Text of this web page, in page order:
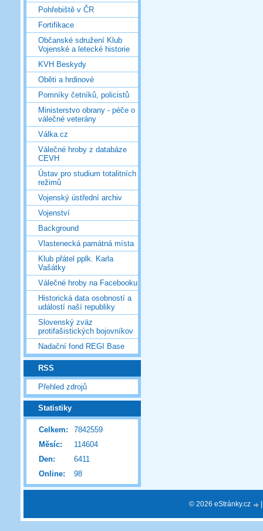
Pohřebiště v ČR
Fortifikace
Občanské sdružení Klub
Vojenské a letecké historie
KVH Beskydy
Oběti a hrdinové
Pomníky četníků, policistů
Ministerstvo obrany - péče o
válečné veterány
Válka.cz
Válečné hroby z databáze
CEVH
Ústav pro studium totalitních
režimů
Vojenský ústřední archiv
Vojenství
Background
Vlastenecká památná místa
Klub přátel pplk. Karla
Vašátky
Válečné hroby na Facebooku
Historická data osobností a
událostí naší republiky
Slovenský zväz
protifašistických bojovníkov
Nadační fond REGI Base
RSS
Přehled zdrojů
Statistiky
Online: 98
Celkem:
7842559
Měsíc:
114604
Den:
6411
© 2026 eStránky.cz